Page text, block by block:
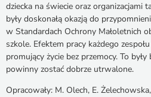
dziecka na świecie oraz organizacjami
były doskonałą okazją do
w Standardach Ochrony Małoletnich
szkole. Efektem pracy każdego
promujący życie bez przemocy. To
powinny zostać dobrze utrwalone.
Opracowały: M. Olech, E.